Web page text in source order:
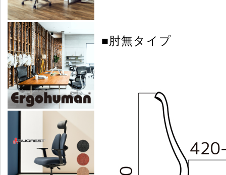
■肘無タイプ